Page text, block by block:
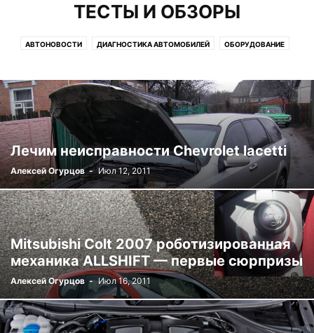
ТЕСТЫ И ОБЗОРЫ
АВТОНОВОСТИ ДИАГНОСТИКА АВТОМОБИЛЕЙ ОБОРУДОВАНИЕ
Лечим неисправности Chevrolet lacetti
Алексей Огурцов - Июл 12, 2011
Mitsubishi Colt 2007 роботизированная
механика ALLSHIFT — первые сюрпризы
Алексей Огурцов - Июл 16, 2011